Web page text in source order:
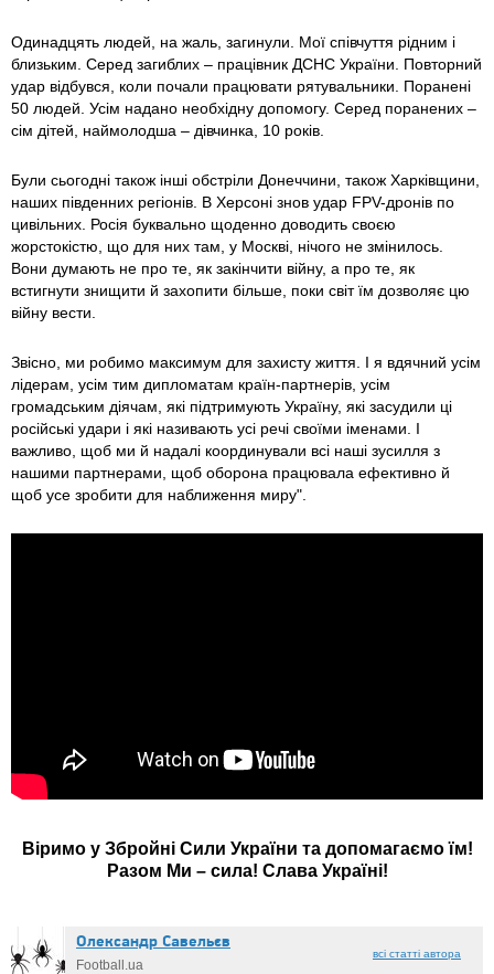
Одинадцять людей, на жаль, загинули. Мої співчуття рідним і
близьким. Серед загиблих – працівник ДСНС України. Повторний
удар відбувся, коли почали працювати рятувальники. Поранені
50 людей. Усім надано необхідну допомогу. Серед поранених –
сім дітей, наймолодша – дівчинка, 10 років.
Були сьогодні також інші обстріли Донеччини, також Харківщини,
наших південних регіонів. В Херсоні знов удар FPV-дронів по
цивільних. Росія буквально щоденно доводить своєю
жорстокістю, що для них там, у Москві, нічого не змінилось.
Вони думають не про те, як закінчити війну, а про те, як
встигнути знищити й захопити більше, поки світ їм дозволяє цю
війну вести.
Звісно, ми робимо максимум для захисту життя. І я вдячний усім
лідерам, усім тим дипломатам країн-партнерів, усім
громадським діячам, які підтримують Україну, які засудили ці
російські удари і які називають усі речі своїми іменами. І
важливо, щоб ми й надалі координували всі наші зусилля з
нашими партнерами, щоб оборона працювала ефективно й
щоб усе зробити для наближення миру".
Віримо у Збройні Сили України та допомагаємо їм!
Разом Ми – сила! Слава Україні!
Олександр Caвeльєв
Football.ua
всі статті автора